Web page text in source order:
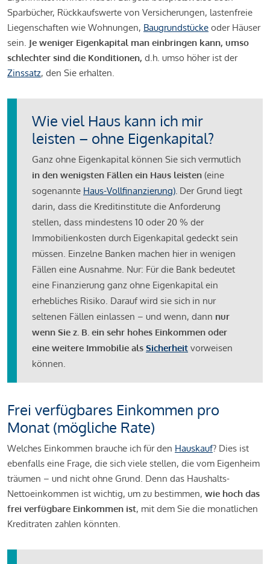
Sparbücher, Rückkaufswerte von Versicherungen, lastenfreie
Liegenschaften wie Wohnungen, Baugrundstücke oder Häuser
sein. Je weniger Eigenkapital man einbringen kann, umso
schlechter sind die Konditionen, d.h. umso höher ist der
Zinssatz, den Sie erhalten.
Wie viel Haus kann ich mir
leisten – ohne Eigenkapital?
Ganz ohne Eigenkapital können Sie sich vermutlich
in den wenigsten Fällen ein Haus leisten (eine
sogenannte Haus-Vollfinanzierung). Der Grund liegt
darin, dass die Kreditinstitute die Anforderung
stellen, dass mindestens 10 oder 20 % der
Immobilienkosten durch Eigenkapital gedeckt sein
müssen. Einzelne Banken machen hier in wenigen
Fällen eine Ausnahme. Nur: Für die Bank bedeutet
eine Finanzierung ganz ohne Eigenkapital ein
erhebliches Risiko. Darauf wird sie sich in nur
seltenen Fällen einlassen – und wenn, dann nur
wenn Sie z. B. ein sehr hohes Einkommen oder
eine weitere Immobilie als Sicherheit vorweisen
können.
Frei verfügbares Einkommen pro
Monat (mögliche Rate)
Welches Einkommen brauche ich für den Hauskauf? Dies ist
ebenfalls eine Frage, die sich viele stellen, die vom Eigenheim
träumen – und nicht ohne Grund. Denn das Haushalts-
Nettoeinkommen ist wichtig, um zu bestimmen, wie hoch das
frei verfügbare Einkommen ist, mit dem Sie die monatlichen
Kreditraten zahlen könnten.